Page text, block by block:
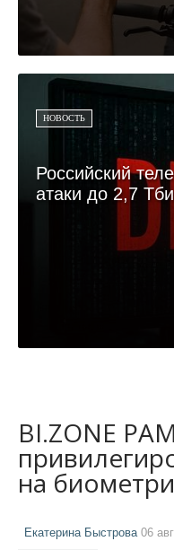
НОВОСТЬ
Российский
атаки до 2,7
BI.ZONE
на
Екатерина Быстрова 06